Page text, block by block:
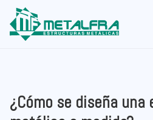
¿Cómo se diseña